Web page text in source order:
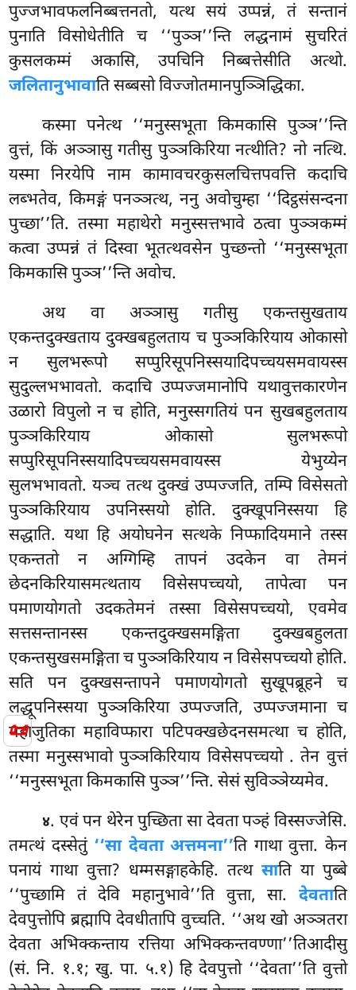
📜
पुज्जभावफलनिब्बत्तनतो, यत्थ सयं उप्पन्नं, तं सन्तानं
पुनाति विसोधेतीति च ‘‘पुञ्ञ’’न्ति लद्धनामं सुचरितं
कुसलकम्मं अकासि, उपचिनि निब्बत्तेसीति अत्थो.
जलितानुभावाति सब्बसो विज्जोतमानपुञ्ञिद्धिका.
कस्मा पनेत्थ ‘‘मनुस्सभूता किमकासि पुञ्ञ’’न्ति
वुत्तं, किं अञ्ञासु गतीसु पुञ्ञकिरिया नत्थीति? नो नत्थि.
यस्मानिरयेपि नाम कामावचरकुसलचित्तपवत्ति कदाचि
लब्भतेव, किमङ्गं पनञ्ञत्थ, ननु अवोचुम्हा ‘‘दिट्ठसंसन्दना
पुच्छा’’ति. तस्मा महाथेरो मनुस्सत्तभावे ठत्वा पुञ्ञकम्मं
कत्वा उप्पन्नं तं दिस्वा भूतत्थवसेन पुच्छन्तो ‘‘मनुस्सभूता
किमकासि पुञ्ञ’’न्ति अवोच.
अथ वा अञ्ञासु गतीसु एकन्तसुखताय
एकन्तदुक्खताय दुक्खबहुलताय च पुञ्ञकिरियाय ओकासो
न सुलभरूपो सप्पुरिसूपनिस्सयादिपच्चयसमवायस्स
सुदुल्लभभावतो. कदाचि उप्पज्जमानोपि यथावुत्तकारणेन
उळारो विपुलो न च होति, मनुस्सगतियं पन सुखबहुलताय
पुञ्ञकिरियाय ओकासो सुलभरूपो
सप्पुरिसूपनिस्सयादिपच्चयसमवायस्स येभुय्येन
सुलभभावतो. यञ्च तत्थ दुक्खं उप्पज्जति, तम्पि विसेसतो
पुञ्ञकिरियाय उपनिस्सयो होति. दुक्खूपनिस्सया हि
सद्धाति. यथा हि अयोघनेन सत्थके निप्फादियमाने तस्स
एकन्ततो न अग्गिम्हि तापनं उदकेन वा तेमनं
छेदनकिरियासमत्थताय विसेसपच्चयो, तापेत्वा पन
पमाणयोगतो उदकतेमनं तस्सा विसेसपच्चयो, एवमेव
सत्तसन्तानस्स एकन्तदुक्खसमङ्गिता दुक्खबहुलता
एकन्तसुखसमङ्गिता च पुञ्ञकिरियायन विसेसपच्चयो होति.
सति पन दुक्खसन्तापने पमाणयोगतो सुखूपब्रूहने च
लद्धूपनिस्सया पुञ्ञकिरिया उप्पज्जति, उप्पज्जमाना च
महाजुतिका महाविप्फारा पटिपक्खछेदनसमत्था च होति,
तस्मा मनुस्सभावो पुञ्ञकिरियाय विसेसपच्चयो . तेन वुत्तं
‘‘मनुस्सभूता किमकासि पुञ्ञ’’न्ति. सेसं सुविञ्ञेय्यमेव.
४. एवं पन थेरेन पुच्छिता सा देवता पञ्हं विस्सज्जेसि.
तमत्थं दस्सेतुं ‘‘सा देवता अत्तमना’’ति गाथा वुत्ता. केन
पनायं गाथा वुत्ता? धम्मसङ्गाहकेहि. तत्थ साति या पुब्बे
‘‘पुच्छामि तं देवि महानुभावे’’ति वुत्ता, सा. देवताति
देवपुत्तोपि ब्रह्मापि देवधीतापि वुच्चति. ‘‘अथ खो अञ्ञतरा
देवता अभिक्कन्ताय रत्तिया अभिक्कन्तवण्णा’’तिआदीसु
(सं. नि. १.१; खु. पा. ५.१) हि देवपुत्तो ‘‘देवता’’ति वुत्तो